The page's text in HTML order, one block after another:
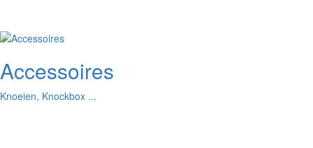
Accessoires
Knoeien, Knockbox ...